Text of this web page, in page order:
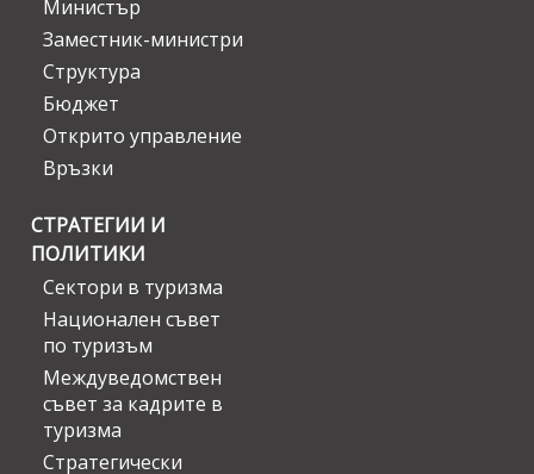
Министър
Заместник-министри
Структура
Бюджет
Открито управление
Връзки
СТРАТЕГИИ И
ПОЛИТИКИ
Сектори в туризма
Национален съвет
по туризъм
Междуведомствен
съвет за кадрите в
туризма
Стратегически